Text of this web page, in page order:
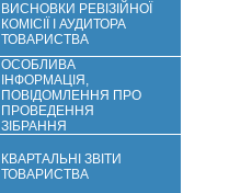
ВИСНОВКИ РЕВІЗІЙНОЇ
КОМІСІЇ І АУДИТОРА
ТОВАРИСТВА
ОСОБЛИВА
ІНФОРМАЦІЯ,
ПОВІДОМЛЕННЯ ПРО
ПРОВЕДЕННЯ
ЗІБРАННЯ
КВАРТАЛЬНІ ЗВІТИ
ТОВАРИСТВА